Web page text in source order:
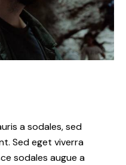
a sodales, sed
Sed eget viverra
sodales augue a